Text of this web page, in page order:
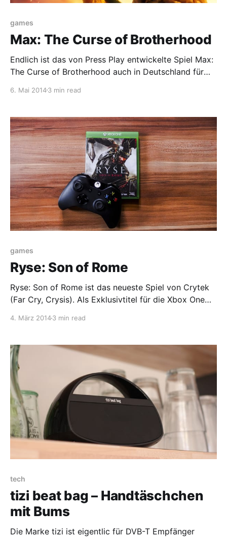
games
Max: The Curse of Brotherhood
Endlich ist das von Press Play entwickelte Spiel Max:
The Curse of Brotherhood auch in Deutschland für
kann Max mit seinem Zauber-Filzer erreichen?
6. Mai 20143 min read
games
Ryse: Son of Rome
Ryse: Son of Rome ist das neueste Spiel von Crytek
(Far Cry, Crysis). Als Exklusivtitel für die Xbox One
Kämpfe mit Schwert und Schild.
4. März 20143 min read
tech
tizi beat bag – Handtäschchen
mit Bums
Die Marke tizi ist eigentlic für DVB-T Empfänger